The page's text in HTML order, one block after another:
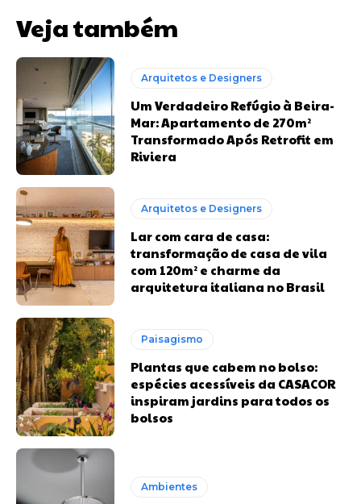
Veja também
Arquitetos e Designers
Um Verdadeiro Refúgio à Beira-
Mar: Apartamento de 270m²
Transformado Após Retrofit em
Riviera
Arquitetos e Designers
Lar com cara de casa:
transformação de casa de vila
com 120m² e charme da
arquitetura italiana no Brasil
Paisagismo
Plantas que cabem no bolso:
espécies acessíveis da CASACOR
inspiram jardins para todos os
bolsos
Ambientes